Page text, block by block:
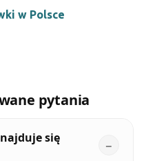
w Polsce
pytania
się